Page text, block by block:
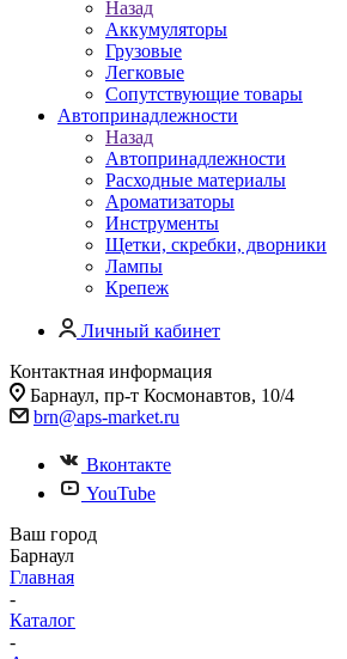
Назад
Аккумуляторы
Грузовые
Легковые
Сопутствующие товары
Автопринадлежности
Назад
Автопринадлежности
Расходные материалы
Ароматизаторы
Инструменты
Щетки, скребки, дворники
Лампы
Крепеж
Личный кабинет
Контактная информация
Барнаул, пр-т Космонавтов, 10/4
brn@aps-market.ru
Вконтакте
YouTube
Ваш город
Барнаул
Главная
-
Каталог
-